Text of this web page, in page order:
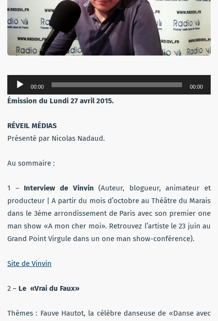
Lecteur
audio
00:00 00:00
Émission du Lundi 27 avril 2015.
RÉVEIL MÉDIAS
Présenté par Nicolas Nadaud.
Au sommaire :
1 –Interview de Vinvin(Auteur, blogueur, animateur et
producteur | A partir du mois d’octobre au Théâtre du Marais
dans le 3ème arrondissement de Paris avec son premier one
man show «A mon cher moi». Retrouvez l’artiste le 23 juin au
Grand Point Virgule dans un one man show-conférence).
Site de Vinvin
2 – Le «Vrai du Faux»
Thèmes : Fauve Hautot, la célèbre danseuse de «Danse avec